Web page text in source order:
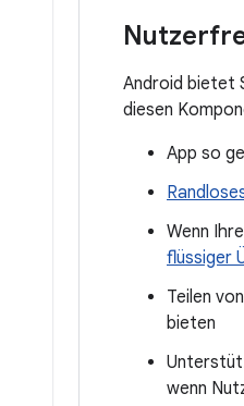
Android bietet
diesen
App so
Wenn
flüssiger
Teilen
bieten
wenn